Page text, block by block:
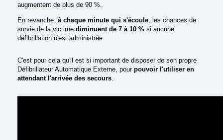
augmentent de plus de 90 %.
En revanche, à chaque minute qui s'écoule, les chances de
survie de la victime diminuent de 7 à 10 % si aucune
défibrillation n'est administrée
C'est pour cela qu'il est si important de disposer de son propre
Défibrillateur Automatique Externe, pour pouvoir l'utiliser en
attendant l'arrivée des secours.